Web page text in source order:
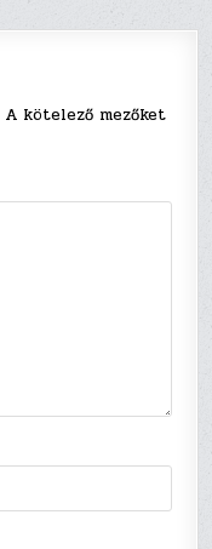
A kötelező mezőket